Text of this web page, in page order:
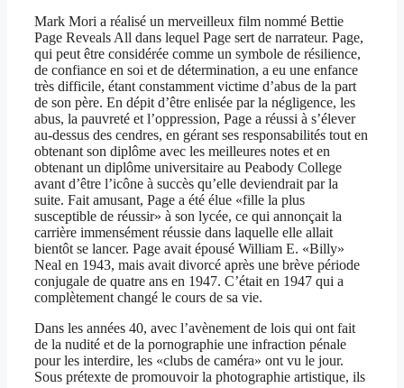
Mark Mori a réalisé un merveilleux film nommé Bettie
Page Reveals All dans lequel Page sert de narrateur. Page,
qui peut être considérée comme un symbole de résilience,
de confiance en soi et de détermination, a eu une enfance
très difficile, étant constamment victime d’abus de la part
de son père. En dépit d’être enlisée par la négligence, les
abus, la pauvreté et l’oppression, Page a réussi à s’élever
au-dessus des cendres, en gérant ses responsabilités tout en
obtenant son diplôme avec les meilleures notes et en
obtenant un diplôme universitaire au Peabody College
avant d’être l’icône à succès qu’elle deviendrait par la
suite. Fait amusant, Page a été élue «fille la plus
susceptible de réussir» à son lycée, ce qui annonçait la
carrière immensément réussie dans laquelle elle allait
bientôt se lancer. Page avait épousé William E. «Billy»
Neal en 1943, mais avait divorcé après une brève période
conjugale de quatre ans en 1947. C’était en 1947 qui a
complètement changé le cours de sa vie.
Dans les années 40, avec l’avènement de lois qui ont fait
de la nudité et de la pornographie une infraction pénale
pour les interdire, les «clubs de caméra» ont vu le jour.
Sous prétexte de promouvoir la photographie artistique, ils